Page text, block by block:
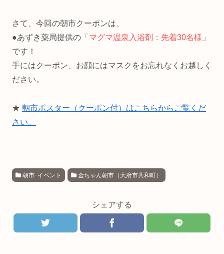
さて、今回の朝市クーポンは、
●あずき薬局提供の「 マグマ温泉入浴剤：先着30名様 」
です！
手にはクーポン、お顔にはマスクをお忘れなくお越しく
ださい。
★ 朝市ポスター（クーポン付）はこちらからご覧くだ
さい。
朝市･イベント 金ちゃん朝市（大府市共和町）
シェアする